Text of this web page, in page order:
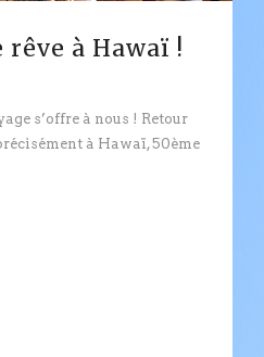
rêve à Hawaï !
s’offre à nous ! Retour
à Hawaï, 50ème